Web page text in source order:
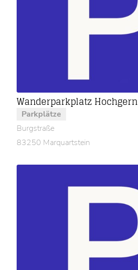
Wanderparkplatz Hochgern
Parkplätze
Burgstraße
83250 Marquartstein